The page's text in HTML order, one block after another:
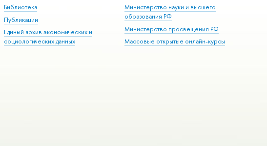
Библиотека
Публикации
Единый архив экономических и
социологических данных
Министерство науки и высшего
образования РФ
Министерство просвещения РФ
Массовые открытые онлайн-курсы